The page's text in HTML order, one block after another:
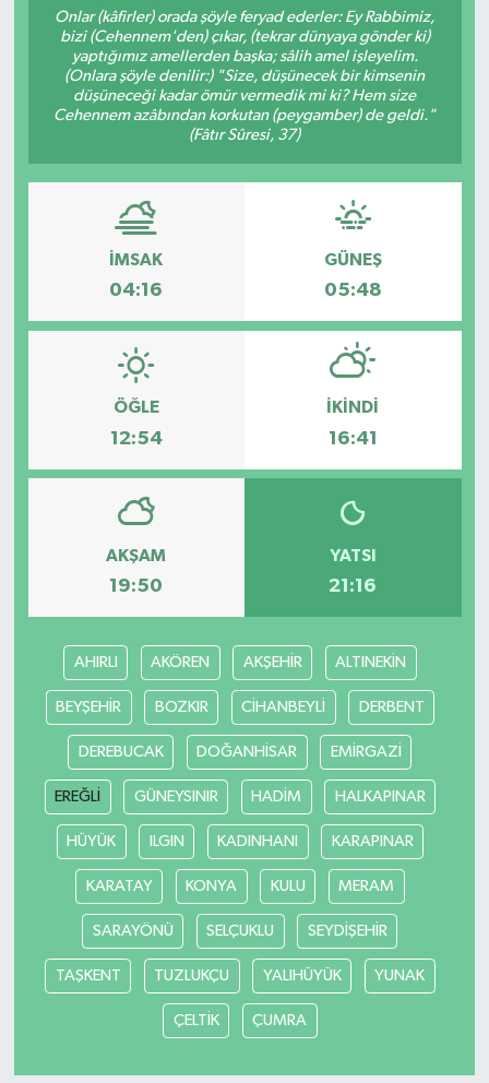
Onlar (kâfirler) orada şöyle feryad ederler: Ey Rabbimiz,
bizi (Cehennem'den) çıkar, (tekrar dünyaya gönder ki)
yaptığımız amellerden başka; sâlih amel işleyelim.
(Onlara şöyle denilir:) "Size, düşünecek bir kimsenin
düşüneceği kadar ömür vermedik mi ki? Hem size
Cehennem azâbından korkutan (peygamber) de geldi."
(Fâtır Sûresi, 37)
İMSAK
04:16
GÜNEŞ
05:48
ÖĞLE
12:54
İKINDI
16:41
AKŞAM
19:50
YATSI
21:16
AHIRLI AKÖREN AKŞEHİR ALTINEKİN
BEYŞEHİR BOZKIR CİHANBEYLİ DERBENT
DEREBUCAK DOĞANHİSAR EMİRGAZİ
EREĞLİ GÜNEYSINIR HADİM HALKAPINAR
HÜYÜK ILGIN KADINHANI KARAPINAR
KARATAY KONYA KULU MERAM
SARAYÖNÜ SELÇUKLU SEYDİŞEHİR
TAŞKENT TUZLUKÇU YALIHÜYÜK YUNAK
ÇELTİK ÇUMRA
RESMİ İLANLAR